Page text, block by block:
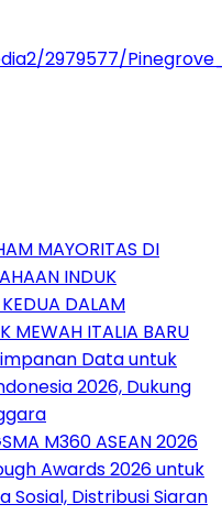
2979577/
MAYORITAS DI
INDUK
DALAM
MEWAH ITALIA BARU
Data untuk
2026, Dukung
M360 ASEAN 2026
Awards 2026 untuk
Sosial, Distribusi Siaran